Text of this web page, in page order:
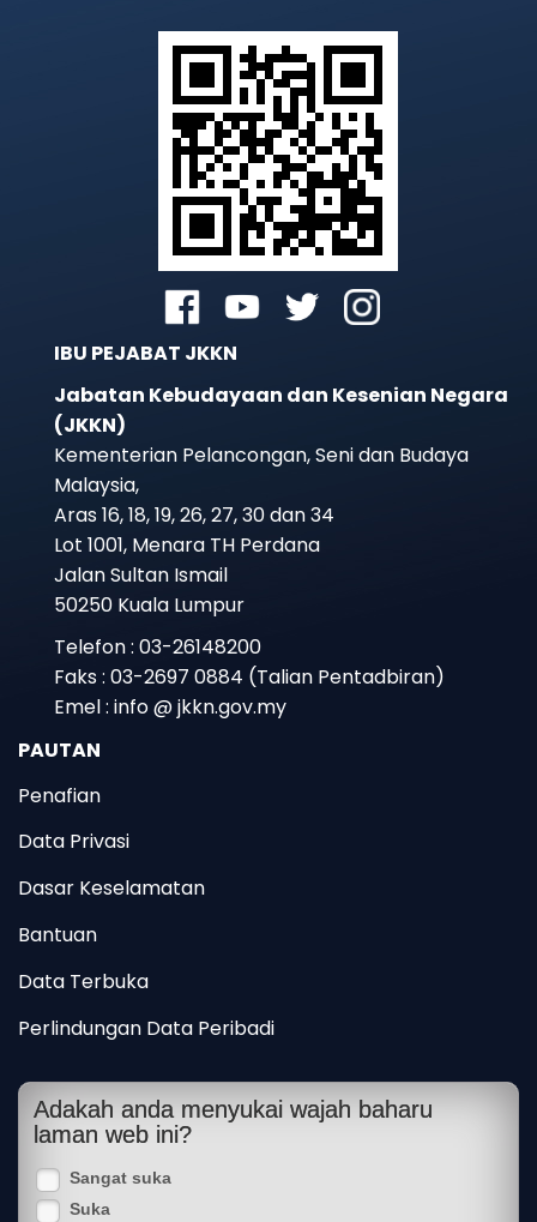
IBU PEJABAT JKKN
Jabatan Kebudayaan dan Kesenian Negara
(JKKN)
Kementerian Pelancongan, Seni dan Budaya
Malaysia,
Aras 16, 18, 19, 26, 27, 30 dan 34
Lot 1001, Menara TH Perdana
Jalan Sultan Ismail
50250 Kuala Lumpur
Telefon : 03-26148200
Faks : 03-2697 0884 (Talian Pentadbiran)
Emel : info @ jkkn.gov.my
PAUTAN
Penafian
Data Privasi
Dasar Keselamatan
Bantuan
Data Terbuka
Perlindungan Data Peribadi
Adakah anda menyukai wajah baharu
laman web ini?
Sangat suka
Suka